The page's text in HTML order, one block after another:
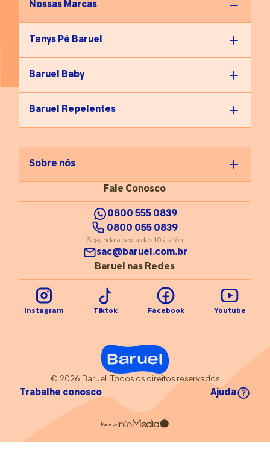
Nossas Marcas
Tenys Pé Baruel
Baruel Baby
Baruel Repelentes
Sobre nós
Fale Conosco
0800 555 0839
0800 055 0839
Segunda a sexta das 10 às 16h
sac@baruel.com.br
Baruel nas Redes
Instagram Tiktok Facebook Youtube
© 2026 Baruel. Todos os direitos reservados
Trabalhe conosco Ajuda
Made by